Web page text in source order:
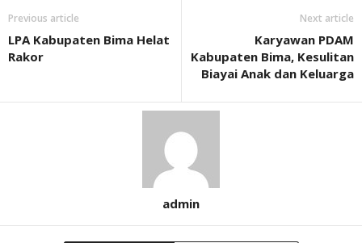
Previous article
LPA Kabupaten Bima Helat
Rakor
Next article
Karyawan PDAM
Kabupaten Bima, Kesulitan
Biayai Anak dan Keluarga
admin